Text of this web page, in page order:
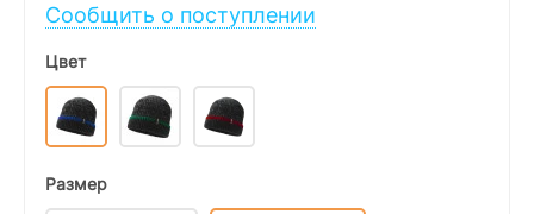
Сообщить о поступлении
Цвет
Размер